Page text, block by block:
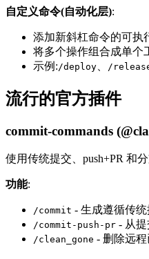
自定义命令(自动化层):
添加新斜杠命令的可执
将多个操作组合成单个
示例:/deploy /
流行的官方插件
commit-commands
使用传统提交、push+PR 和
功能:
/commit - 生成遵循传
/commit-push-pr - 从
/clean_gone - 删除远